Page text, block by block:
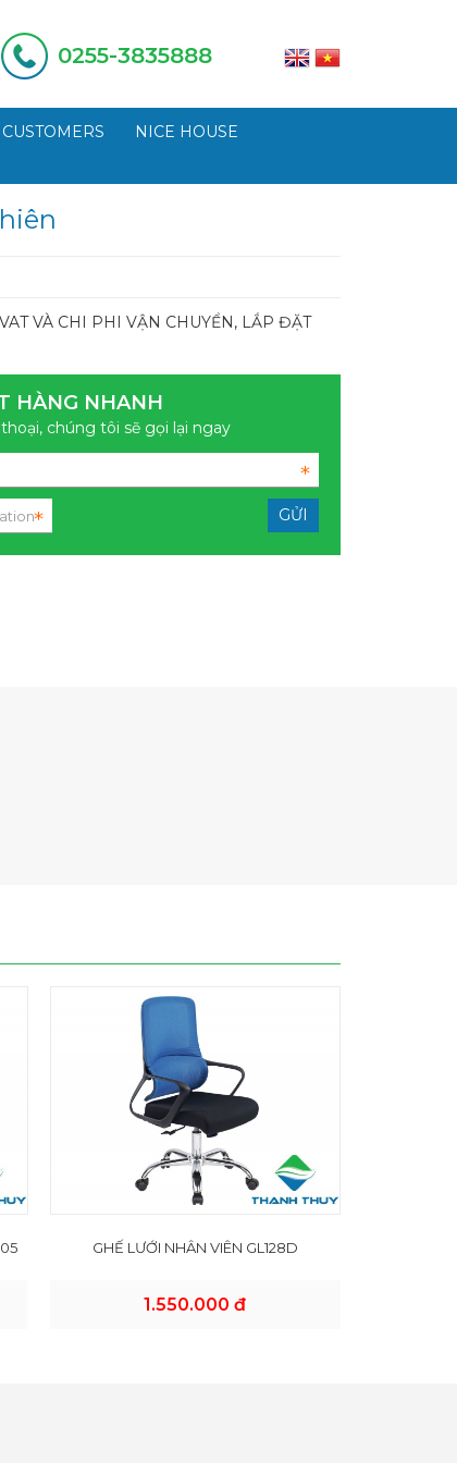
0255-3835888
NICE HOUSE
VÀ CHI PHI VẬN CHUYỂN, LẮP ĐẶT
HÀNG NHANH
chúng tôi sẽ gọi lại ngay
GHẾ LƯỚI NHÂN VIÊN GL128D
1.550.000 đ